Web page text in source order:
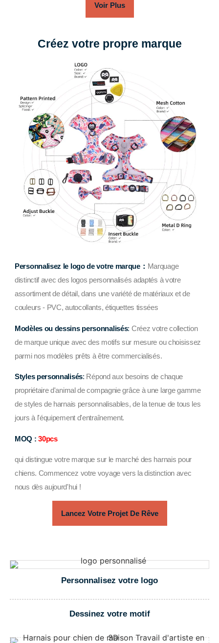
Voir Plus
Créez votre propre marque
Personnalisez le logo de votre marque： Marquage
distinctif avec des logos personnalisés adaptés à votre
assortiment de détail, dans une variété de matériaux et de
couleurs - PVC, autocollants, étiquettes tissées
Modèles ou dessins personnalisés: Créez votre collection
de marque unique avec des motifs sur mesure ou choisissez
parmi nos modèles prêts à être commercialisés.
Styles personnalisés: Répond aux besoins de chaque
propriétaire d'animal de compagnie grâce à une large gamme
de styles de harnais personnalisables, de la tenue de tous les
jours à l'équipement d'entraînement.
MOQ : 30pcs
qui distingue votre marque sur le marché des harnais pour
chiens. Commencez votre voyage vers la distinction avec
nous dès aujourd'hui !
Lancez Votre Projet De Rêve
Personnalisez votre logo
Dessinez votre motif